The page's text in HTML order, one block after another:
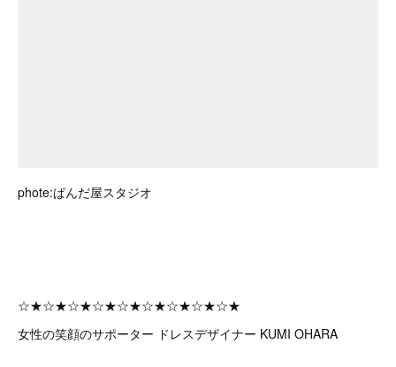
phote:ぱんだ屋スタジオ
☆★☆★☆★☆★☆★☆★☆★☆★☆★
女性の笑顔のサポーター ドレスデザイナー KUMI OHARA